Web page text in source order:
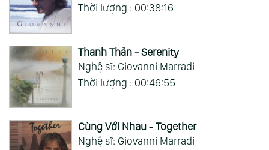
Thời lượng : 00:38:16
Thanh Thản - Serenity
Nghệ sĩ: Giovanni Marradi
Thời lượng : 00:46:55
Cùng Với Nhau - Together
Nghệ sĩ: Giovanni Marradi